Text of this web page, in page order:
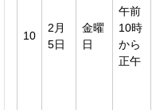
10
2月
5日
金曜
日
午前
10時
から
正午